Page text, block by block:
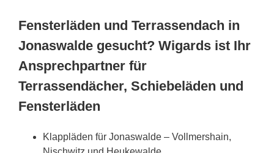
Fensterläden und Terrassendach in
Jonaswalde gesucht? Wigards ist Ihr
Ansprechpartner für
Terrassendächer, Schiebeläden und
Fensterläden
Klappläden für Jonaswalde – Vollmershain,